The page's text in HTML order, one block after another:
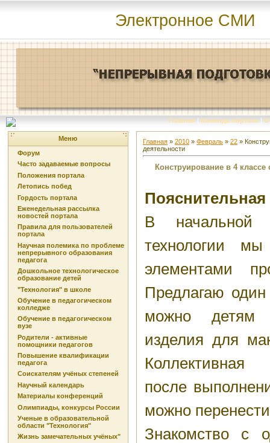
Электронное СМИ
Главная | Команда портала | О
Меню
Форум
Часто задаваемые вопросы
Положения портала
Летопись побед
Гордость портала
Еженедельная рассылка
новостей портала
Правила для пользователей
портала
Научная полемика по проблеме
непрерывного образования
педагога
Дошкольное технологическое
образование детей
"Технология" в школе
Обучение в педагогическом
колледже
Обучение в педагогическом
вузе
Родители - активные
помощники педагогов
Повышение квалификации
педагога
Соискателям учёных степеней
Научный календарь
Материалы конференций
Олимпиады, конкурсы России
Ученые в образовательной
области "Технология"
Жизнь замечательных учёных"
Главная » 2010 » Февраль » 22 »
деятельности
Конструирование в 4
Пояснительная
В начальной
технологии
элементами
Предлагаю
можно детям
изделия для
после
можно
Знакомство с